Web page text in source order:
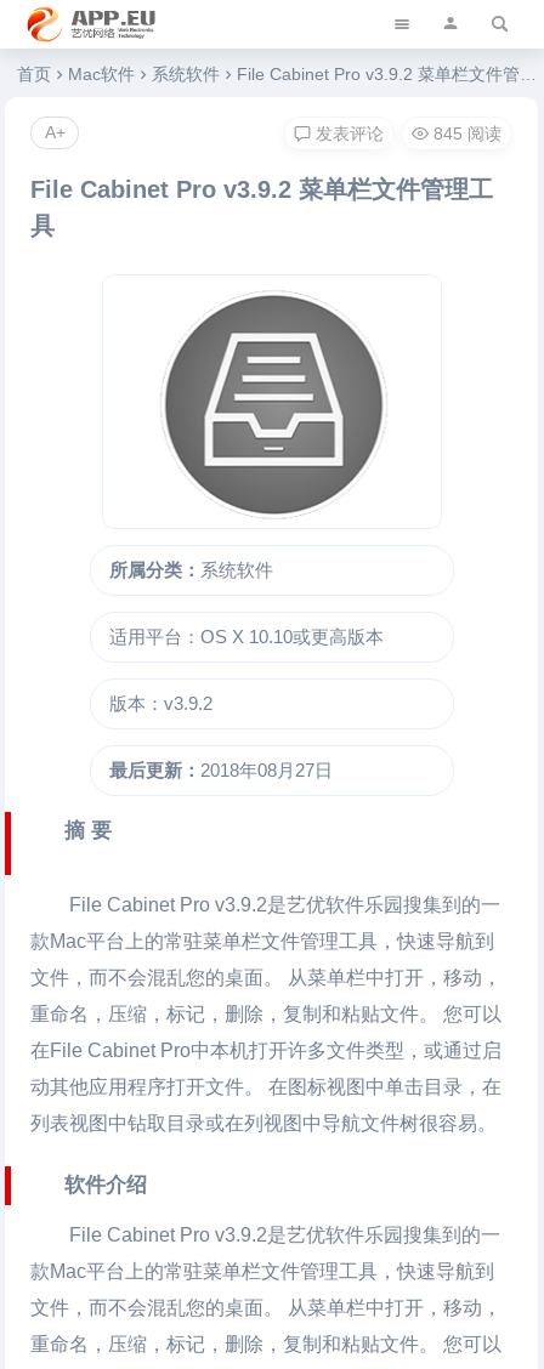
艺优软件乐园
首页 Mac软件 系统软件 File Cabinet Pro v3.9.2 菜单栏文件管理工具
File Cabinet Pro v3.9.2 菜单栏文件管理工
具
所属分类： 系统软件
适用平台：OS X 10.10或更高版本
版本：v3.9.2
最后更新： 2018年08月27日
摘 要
File Cabinet Pro v3.9.2是艺优软件乐园搜集到的一
款Mac平台上的常驻菜单栏文件管理工具，快速导航到
文件，而不会混乱您的桌面。 从菜单栏中打开，移动，
重命名，压缩，标记，删除，复制和粘贴文件。 您可以
在File Cabinet Pro中本机打开许多文件类型，或通过启
动其他应用程序打开文件。 在图标视图中单击目录，在
列表视图中钻取目录或在列视图中导航文件树很容易。
软件介绍
File Cabinet Pro v3.9.2是艺优软件乐园搜集到的一
款Mac平台上的常驻菜单栏文件管理工具，快速导航到
文件，而不会混乱您的桌面。 从菜单栏中打开，移动，
重命名，压缩，标记，删除，复制和粘贴文件。 您可以
发表评论 845 阅读
A+